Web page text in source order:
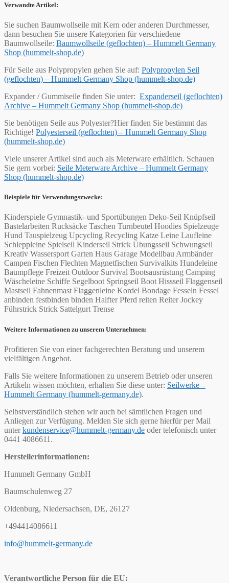
Verwandte Artikel:
Sie suchen Baumwollseile mit Kern oder anderen Durchmesser,
dann besuchen Sie unsere Kategorien für verschiedene
Baumwollseile: Baumwollseile (geflochten) – Hummelt Germany
Shop (hummelt-shop.de)
Für Seile aus Polypropylen gehen Sie auf: Polypropylen Seil
(geflochten) – Hummelt Germany Shop (hummelt-shop.de)
Expander / Gummiseile finden Sie unter: Expanderseil (geflochten)
Archive – Hummelt Germany Shop (hummelt-shop.de)
Sie benötigen Seile aus Polyester?Hier finden Sie bestimmt das
Richtige! Polyesterseil (geflochten) – Hummelt Germany Shop
(hummelt-shop.de)
Viele unserer Artikel sind auch als Meterware erhältlich. Schauen
Sie gern vorbei: Seile Meterware Archive – Hummelt Germany
Shop (hummelt-shop.de)
Beispiele für Verwendungszwecke:
Kinderspiele Gymnastik- und Sportübungen Deko-Seil Knüpfseil
Bastelarbeiten Rucksäcke Taschen Turnbeutel Hoodies Spielzeuge
Hund Tauspielzeug Upcycling Recycling Katze Leine Laufleine
Schleppleine Spielseil Kinderseil Strick Übungsseil Schwungseil
Kreativ Wassersport Garten Haus Garage Modellbau Armbänder
Campen Fischen Flechten Magnetfischen Survivalkits Hundeleine
Baumpflege Freizeit Outdoor Survival Bootsausrüstung Camping
Wäscheleine Schiffe Segelboot Springseil Boot Hissseil Flaggenseil
Mastseil Fahnenmast Flaggenleine Kordel Bondage Fesseln Fessel
anbinden festbinden binden Halfter Pferd reiten Reiter Jockey
Führstrick Strick Sattelgurt Trense
Weitere Informationen zu unserem Unternehmen:
Profitieren Sie von einer fachgerechten Beratung und unserem
vielfältigen Angebot.
Falls Sie weitere Informationen zu unserem Betrieb oder unseren
Artikeln wissen möchten, erhalten Sie diese unter: Seilwerke –
Hummelt Germany (hummelt-germany.de).
Selbstverständlich stehen wir auch bei sämtlichen Fragen und
Anliegen zur Verfügung. Melden Sie sich gerne hierfür per Mail
unterkundenservice@hummelt-germany.de oder telefonisch unter
0441 4086611.
Herstellerinformationen:
Hummelt Germany GmbH
Baumschulenweg 27
Oldenburg, Niedersachsen, DE, 26127
+494414086611
info@hummelt-germany.de
Verantwortliche Person für die EU: